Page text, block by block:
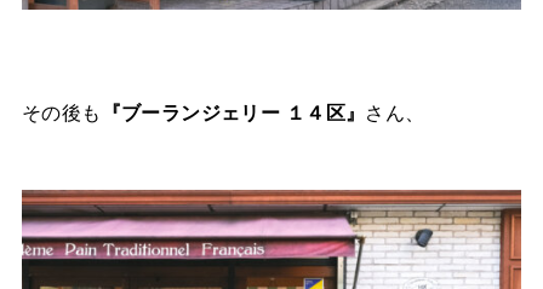
その後も 『ブーランジェリー １４区』 さん、